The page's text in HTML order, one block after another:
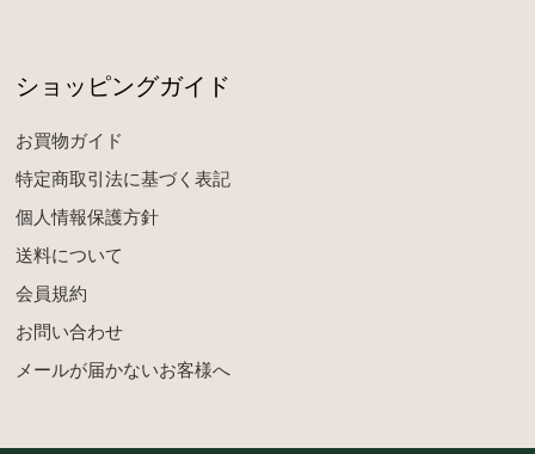
ショッピングガイド
お買物ガイド
特定商取引法に基づく表記
個人情報保護方針
送料について
会員規約
お問い合わせ
メールが届かないお客様へ